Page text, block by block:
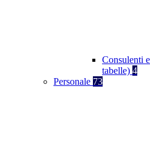
Consulenti
tabelle) 4
Personale 73